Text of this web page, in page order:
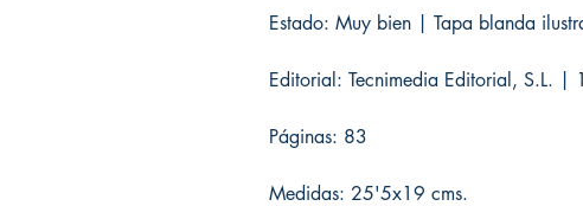
Estado: Muy bien | Tapa blanda
Editorial: Tecnimedia Editorial, S.L. |
Páginas: 83
Medidas: 25'5x19 cms.